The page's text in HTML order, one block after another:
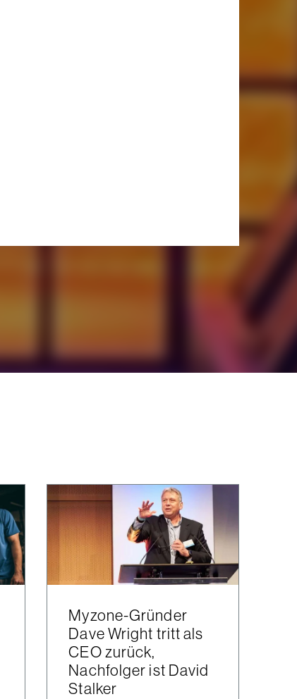
Myzone-Gründer
Dave Wright tritt als
CEO zurück,
Nachfolger ist David
Stalker